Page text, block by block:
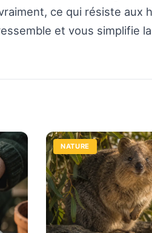
ce qui résiste aux
et vous simplifie
NATURE